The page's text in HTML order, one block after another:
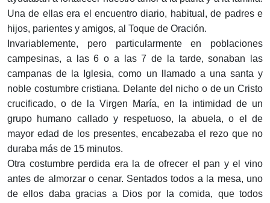
Una de ellas era el encuentro diario, habitual, de padres e
hijos, parientes y amigos, al Toque de Oración.
Invariablemente, pero particularmente en poblaciones
campesinas, a las 6 o a las 7 de la tarde, sonaban las
campanas de la Iglesia, como un llamado a una santa y
noble costumbre cristiana. Delante del nicho o de un Cristo
crucificado, o de la Virgen María, en la intimidad de un
grupo humano callado y respetuoso, la abuela, o el de
mayor edad de los presentes, encabezaba el rezo que no
duraba más de 15 minutos.
Otra costumbre perdida era la de ofrecer el pan y el vino
antes de almorzar o cenar. Sentados todos a la mesa, uno
de ellos daba gracias a Dios por la comida, que todos